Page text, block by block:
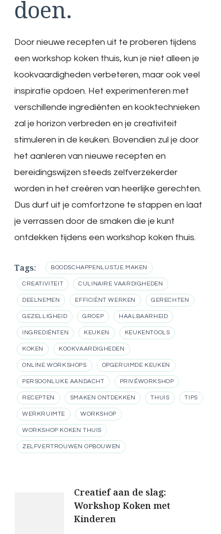
doen.
Door nieuwe recepten uit te proberen tijdens
een workshop koken thuis, kun je niet alleen je
kookvaardigheden verbeteren, maar ook veel
inspiratie opdoen. Het experimenteren met
verschillende ingrediënten en kooktechnieken
zal je horizon verbreden en je creativiteit
stimuleren in de keuken. Bovendien zul je door
het aanleren van nieuwe recepten en
bereidingswijzen steeds zelfverzekerder
worden in het creëren van heerlijke gerechten.
Dus durf uit je comfortzone te stappen en laat
je verrassen door de smaken die je kunt
ontdekken tijdens een workshop koken thuis.
Tags: BOODSCHAPPENLIJSTJE MAKEN
CREATIVITEIT CULINAIRE VAARDIGHEDEN
DEELNEMEN EFFICIËNT WERKEN GERECHTEN
GEZELLIGHEID GROEP HAALBAARHEID
INGREDIËNTEN KEUKEN KEUKENTOOLS
KOKEN KOOKVAARDIGHEDEN
ONLINE WORKSHOPS OPGERUIMDE KEUKEN
PERSOONLIJKE AANDACHT PRIVÉWORKSHOP
RECEPTEN SMAKEN ONTDEKKEN THUIS TIPS
WERKRUIMTE WORKSHOP
WORKSHOP KOKEN THUIS
ZELFVERTROUWEN OPBOUWEN
Berichtnavigatie
Creatief aan de slag:
Workshop Koken met
Kinderen